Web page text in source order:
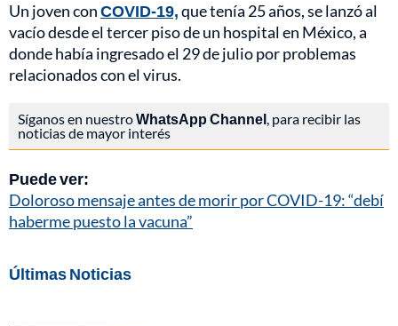
Un joven conCOVID-19,que tenía 25 años, se lanzó al
vacío desde el tercer piso de un hospital en México, a
donde había ingresado el 29 de julio por problemas
relacionados con el virus.
Síganos en nuestroWhatsApp Channel, para recibir las
noticias de mayor interés
Puede ver:
Doloroso mensaje antes de morir por COVID-19: “debí
haberme puesto la vacuna”
Últimas Noticias